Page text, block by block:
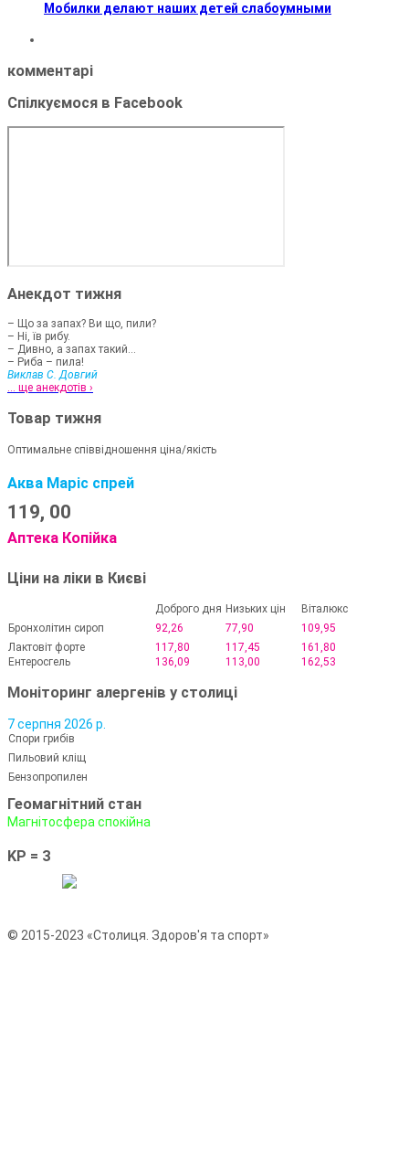
Мобилки делают наших детей слабоумными
комментарі
Спілкуємося в Facebook
Анекдот тижня
– Що за запах? Ви що, пили?
– Ні, їв рибу.
– Дивно, а запах такий...
– Риба – пила!
Виклав С. Довгий
... ще анекдотів ›
Товар тижня
Оптимальне співвідношення ціна/якість
Аква Маріс спрей
119, 00
Аптека Копійка
Ціни на ліки в Києві
Доброго дня Низьких цін
Віталюкс
Бронхолітин сироп
92,26 77,90
109,95
Лактовіт форте
117,80 117,45
161,80
Ентеросгель
136,09 113,00 162,53
Моніторинг алергенів у столиці
7 серпня 2026 р.
Спори грибів
Пильовий кліщ
Бензопропилен
Геомагнітний стан
Магнітосфера спокійна
KP = 3
© 2015-2023 «Столиця. Здоров'я та спорт»